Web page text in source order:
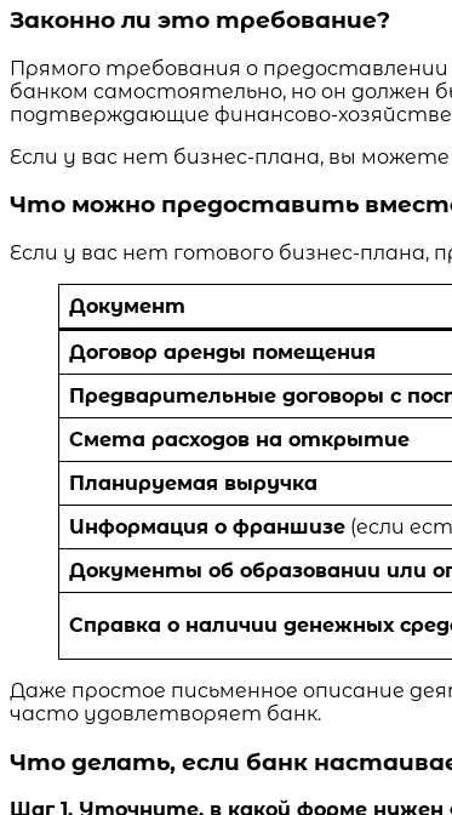
Законно ли это требование?
Прямого требования о
банком самостоятельно, но он
подтверждающие финансово-
Если у вас нет бизнес-плана, вы
Что можно предоставить
Если у вас нет готового бизнес-
Документ
Договор аренды помещения
Предварительные договоры с
Смета расходов на открытие
Планируемая выручка
Информация о франшизе (если
Документы об образовании или
Справка о наличии денежных
Даже простое письменное описание
часто удовлетворяет банк.
Что делать, если банк
Шаг 1. Уточните, в какой форме